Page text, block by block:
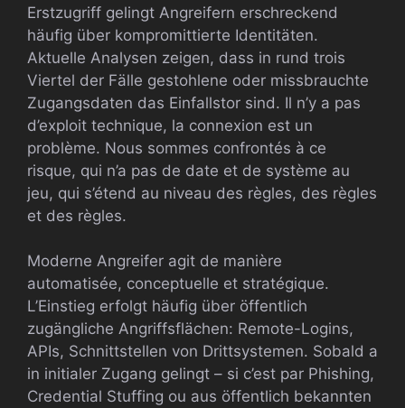
Erstzugriff gelingt Angreifern erschreckend
häufig über kompromittierte Identitäten.
Aktuelle Analysen zeigen, dass in rund trois
Viertel der Fälle gestohlene oder missbrauchte
Zugangsdaten das Einfallstor sind. Il n’y a pas
d’exploit technique, la connexion est un
problème. Nous sommes confrontés à ce
risque, qui n’a pas de date et de système au
jeu, qui s’étend au niveau des règles, des règles
et des règles.
Moderne Angreifer agit de manière
automatisée, conceptuelle et stratégique.
L’Einstieg erfolgt häufig über öffentlich
zugängliche Angriffsflächen: Remote-Logins,
APIs, Schnittstellen von Drittsystemen. Sobald a
in initialer Zugang gelingt – si c’est par Phishing,
Credential Stuffing ou aus öffentlich bekannten